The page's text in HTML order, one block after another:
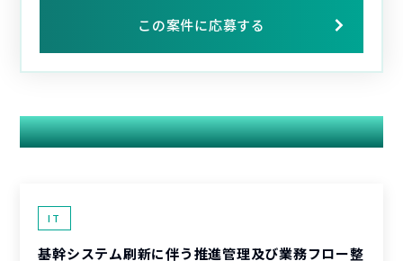
この案件に応募する
関連する案件
IT
基幹システム刷新に伴う推進管理及び業務フロー整